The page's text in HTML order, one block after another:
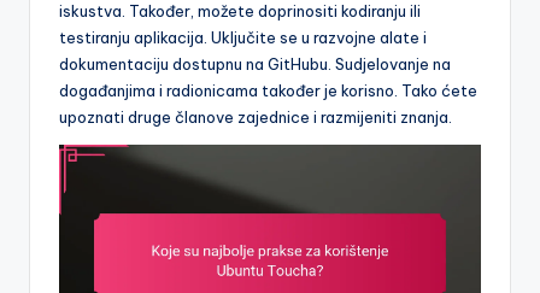
iskustva. Također, možete doprinositi kodiranju ili
testiranju aplikacija. Uključite se u razvojne alate i
dokumentaciju dostupnu na GitHubu. Sudjelovanje na
događanjima i radionicama također je korisno. Tako ćete
upoznati druge članove zajednice i razmijeniti znanja.